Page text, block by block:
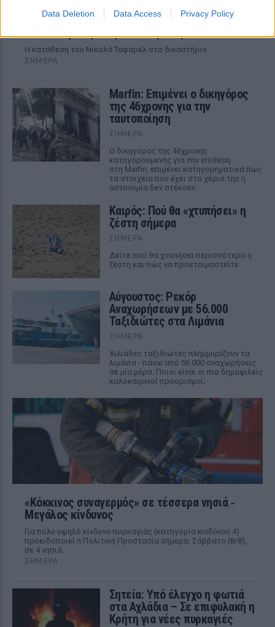
Data Deletion Data Access Privacy Policy
Μαραντόνα: «Ήταν πρησμένος, δεν σηκωνόταν
από το κρεβάτι και είχε παραιτηθεί» – Τι
αποκάλυψε ο μασέρ του στη δίκη
Η κατάθεση του Νικολά Ταφαρέλ στο δικαστήριο
ΣΉΜΕΡΑ
Marfin: Επιμένει ο δικηγόρος
της 46χρονης για την
ταυτοποίηση
ΣΉΜΕΡΑ
Ο δικηγόρος της 46χρονης
κατηγορούμενης για την επίθεση
στη Marfin, επιμένει κατηγορηματικά πως
τα στοιχεία που έχει στα χέρια της η
αστυνομία δεν στέκουν.
Καιρός: Πού θα «χτυπήσει» η
ζέστη σήμερα
ΣΉΜΕΡΑ
Δείτε πού θα χτυπήσει περισσότερο η
ζέστη και πώς να προετοιμαστείτε
Αύγουστος: Ρεκόρ
Αναχωρήσεων με 56.000
Ταξιδιώτες στα Λιμάνια
ΣΉΜΕΡΑ
Χιλιάδες ταξιδιώτες πλημμυρίζουν τα
λιμάνια - πάνω από 56.000 αναχωρήσεις
σε μία μέρα. Ποιοι είναι οι πιο δημοφιλείς
καλοκαιρινοί προορισμοί;
«Κόκκινος συναγερμός» σε τέσσερα νησιά ‑
Μεγάλος κίνδυνος
Για πολύ υψηλό κίνδυνο πυρκαγιάς (κατηγορία κινδύνου 4)
προειδοποιεί η Πολιτική Προστασία σήμερα, Σάββατο (8/8),
σε 4 νησιά.
ΣΉΜΕΡΑ
Σητεία: Υπό έλεγχο η φωτιά
στα Αχλάδια – Σε επιφυλακή η
Κρήτη για νέες πυρκαγιές